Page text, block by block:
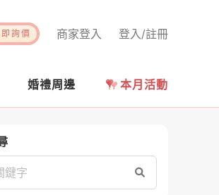
登入/註冊
商家登入
詢價
婚禮周邊 本月活動